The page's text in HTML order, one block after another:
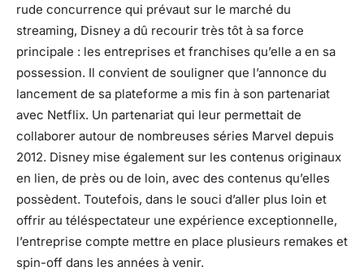
rude concurrence qui prévaut sur le marché du
streaming, Disney a dû recourir très tôt à sa force
principale : les entreprises et franchises qu’elle a en sa
possession. Il convient de souligner que l’annonce du
lancement de sa plateforme a mis fin à son partenariat
avec Netflix. Un partenariat qui leur permettait de
collaborer autour de nombreuses séries Marvel depuis
2012. Disney mise également sur les contenus originaux
en lien, de près ou de loin, avec des contenus qu’elles
possèdent. Toutefois, dans le souci d’aller plus loin et
offrir au téléspectateur une expérience exceptionnelle,
l’entreprise compte mettre en place plusieurs remakes et
spin-off dans les années à venir.